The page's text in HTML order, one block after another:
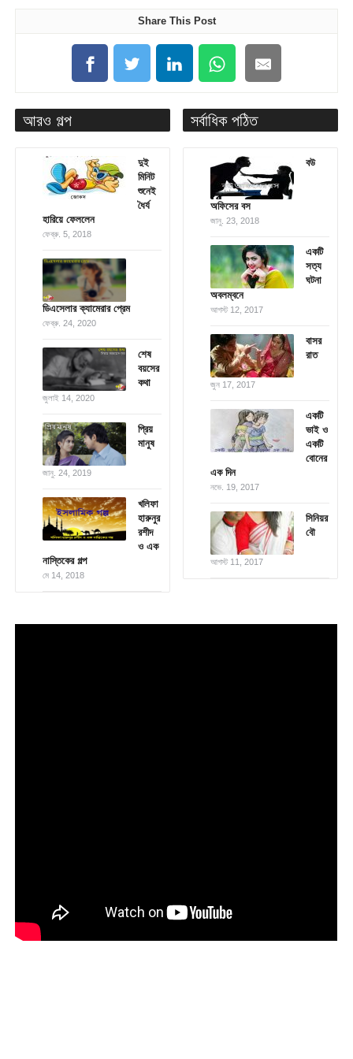
Share This Post
আরও গল্প
দুই
মিনিট
শুনেই
ধৈর্য
হারিয়ে ফেললেন
ফেব্রু. 5, 2018
ডিএসেলার ক্যামেরার প্রেম
ফেব্রু. 24, 2020
শেষ
বয়সের
কথা
জুলাই 14, 2020
প্রিয়
মানুষ
জানু. 24, 2019
খলিফা
হারুনুর
রশীদ
ও এক
নাস্তিকের গল্প
মে 14, 2018
সর্বাধিক পঠিত
বউ
অফিসের বস
জানু. 23, 2018
একটি
সত্য
ঘটনা
অবলম্বনে
আগস্ট 12, 2017
বাসর
রাত
জুন 17, 2017
একটি
ভাই ও
একটি
বোনের
এক দিন
নভে. 19, 2017
সিনিয়র
বৌ
আগস্ট 11, 2017